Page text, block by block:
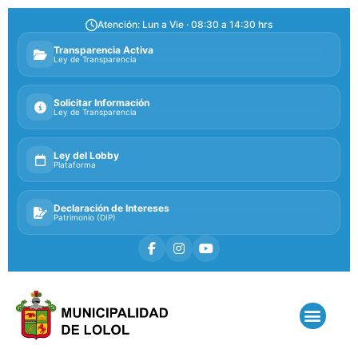
Atención: Lun a Vie · 08:30 a 14:30 hrs
Transparencia Activa
Ley de Transparencia
Solicitar Información
Ley de Transparencia
Ley del Lobby
Plataforma
Declaración de Intereses
Patrimonio (DIP)